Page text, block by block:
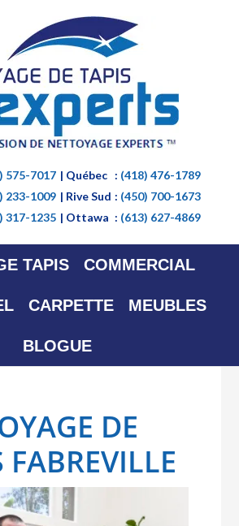
575-7017 | Québec : (418) 476-1789
233-1009 | Rive Sud : (450) 700-1673
317-1235 | Ottawa : (613) 627-4869
TAPIS COMMERCIAL
CARPETTE MEUBLES
BLOGUE
DE
FABREVILLE